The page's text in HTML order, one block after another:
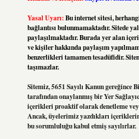
Yasal Uyarı:Bu internet sitesi,
bağlantısı bulunmamaktadır. Sitede
paylaşılmaktadır. Burada yer alan
ve kişiler hakkında paylaşım
benzerlikleri tamamen tesadüfidir.
taşımazlar.
Sitemiz, 5651 Sayılı Kanun
tarafından onaylanmış bir Yer
içerikleri proaktif olarak denetleme
Ancak, üyelerimiz yazdıkları
bu sorumluluğu kabul etmiş sayılırlar.